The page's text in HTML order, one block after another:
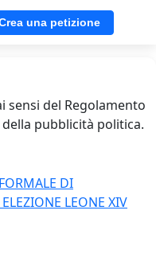
una petizione
sensi del Regolamento
pubblicità politica.
DI
LEONE XIV